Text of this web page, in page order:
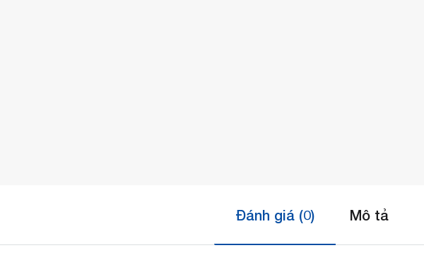
Đánh giá (0) Mô tả